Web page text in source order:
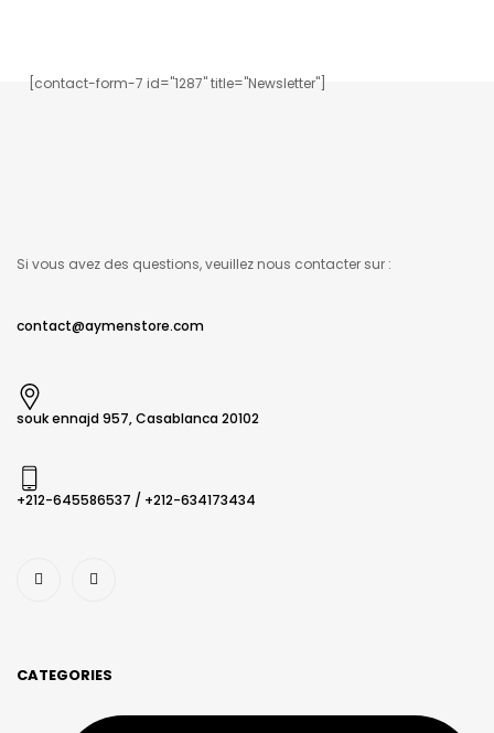
[contact-form-7 id="1287" title="Newsletter"]
Si vous avez des questions, veuillez nous contacter sur :
contact@aymenstore.com
souk ennajd 957, Casablanca 20102
+212-645586537​ / +212-634173434
CATEGORIES